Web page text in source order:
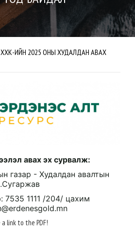
ИЙН 2025 ОНЫ ХУДАЛДАН АВАХ
авах эх сурвалж:
газар - Худалдан авалтын
7535 1111 /204/ цахим
link to the PDF!